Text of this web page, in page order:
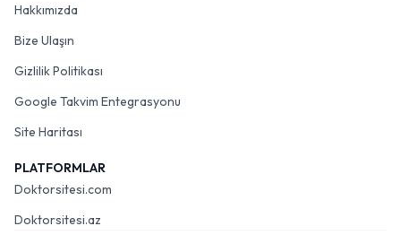
Hakkımızda
Bize Ulaşın
Gizlilik Politikası
Google Takvim Entegrasyonu
Site Haritası
PLATFORMLAR
Doktorsitesi.com
Doktorsitesi.az